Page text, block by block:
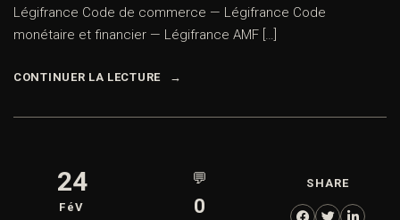
Légifrance Code de commerce — Légifrance Code
monétaire et financier — Légifrance AMF […]
CONTINUER LA LECTURE
24
FéV
💬
0
SHARE